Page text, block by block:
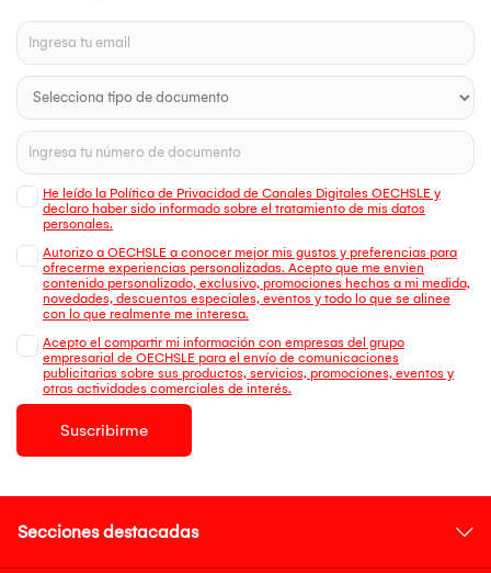
He leído la Política de Privacidad de Canales Digitales OECHSLE y
declaro haber sido informado sobre el tratamiento de mis datos
personales.
Autorizo a OECHSLE a conocer mejor mis gustos y preferencias para
ofrecerme experiencias personalizadas. Acepto que me envien
contenido personalizado, exclusivo, promociones hechas a mi medida,
novedades, descuentos especiales, eventos y todo lo que se alinee
con lo que realmente me interesa.
Acepto el compartir mi información con empresas del grupo
empresarial de OECHSLE para el envío de comunicaciones
publicitarias sobre sus productos, servicios, promociones, eventos y
otras actividades comerciales de interés.
Suscribirme
Secciones destacadas